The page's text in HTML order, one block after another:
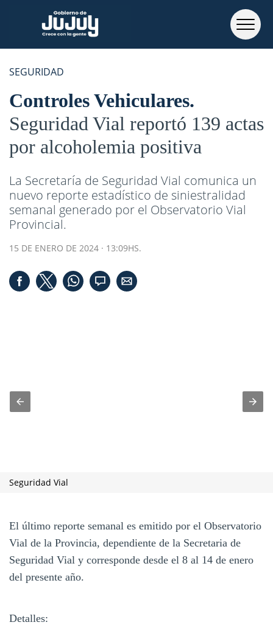
SEGURIDAD
Controles Vehiculares
Seguridad Vial reportó 139 actas
por alcoholemia positiva
La Secretaría de Seguridad Vial comunica un
nuevo reporte estadístico de siniestralidad
semanal generado por el Observatorio Vial
Provincial.
15 DE ENERO DE 2024 · 13:09HS.
Seguridad Vial
El último reporte semanal es emitido por el Observatorio
Vial de la Provincia, dependiente de la Secretaria de
Seguridad Vial y corresponde desde el 8 al 14 de enero
del presente año.
Detalles: